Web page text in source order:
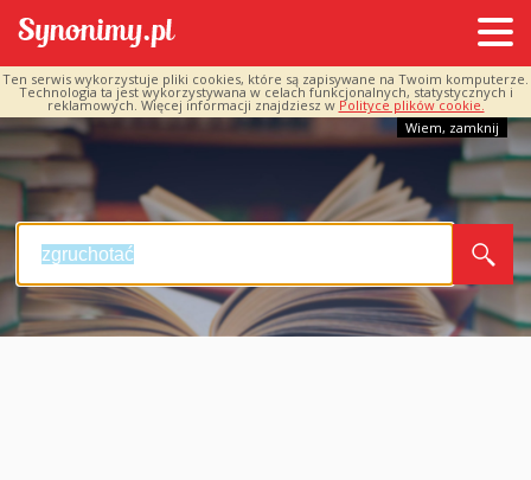
Ten serwis wykorzystuje pliki cookies, które są zapisywane na Twoim komputerze.
Technologia ta jest wykorzystywana w celach funkcjonalnych, statystycznych i
reklamowych. Więcej informacji znajdziesz w Polityce plików cookie.
Wiem, zamknij